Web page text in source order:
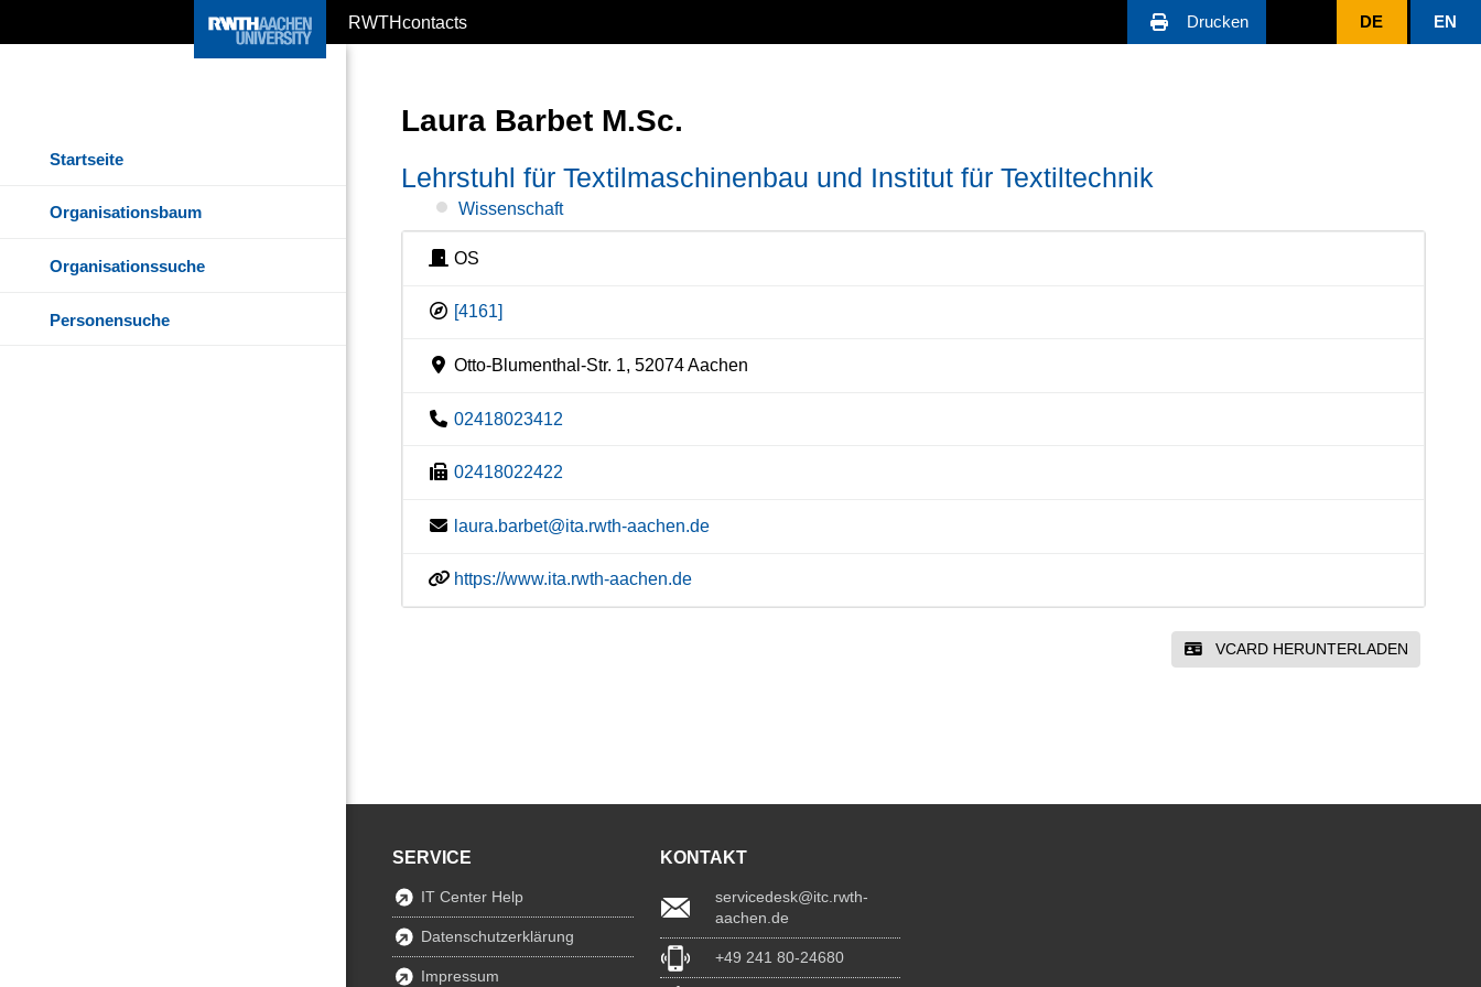
RWTHcontacts Drucken DE EN
Startseite
Organisationsbaum
Organisationssuche
Personensuche
Laura Barbet M.Sc.
Lehrstuhl für Textilmaschinenbau und Institut für Textiltechnik
Wissenschaft
OS
[4161]
Otto-Blumenthal-Str. 1, 52074 Aachen
02418023412
02418022422
laura.barbet@ita.rwth-aachen.de
https://www.ita.rwth-aachen.de
VCARD HERUNTERLADEN
SERVICE
IT Center Help
Datenschutzerklärung
Impressum
KONTAKT
servicedesk@itc.rwth-
aachen.de
+49 241 80-24680